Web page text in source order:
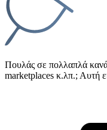
Πουλάς σε πολλαπλά
marketplaces κ.λπ.; Αυτή